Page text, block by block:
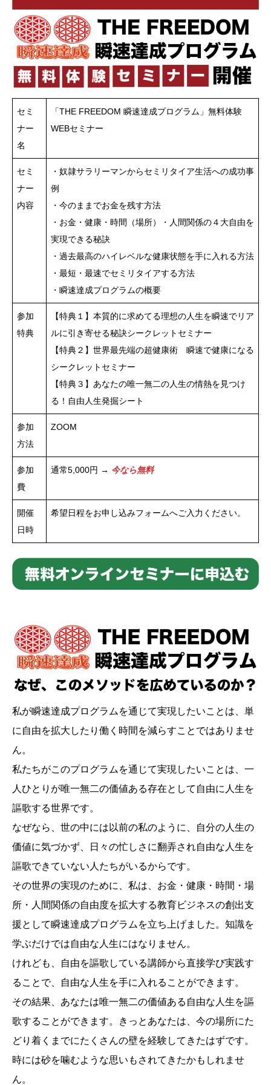
セミ
ナー
名
「THE FREEDOM 瞬速達成プログラム」無料体験
WEBセミナー
セミ
ナー
内容
・奴隷サラリーマンからセミリタイア生活への成功事
例
・今のままでお金を残す方法
・お金・健康・時間（場所）・人間関係の４大自由を
実現できる秘訣
・過去最高のハイレベルな健康状態を手に入れる方法
・最短・最速でセミリタイアする方法
・瞬速達成プログラムの概要
参加
特典
【特典１】本質的に求めてる理想の人生を瞬速でリア
ルに引き寄せる秘訣シークレットセミナー
【特典２】世界最先端の超健康術 瞬速で健康になる
シークレットセミナー
【特典３】あなたの唯一無二の人生の情熱を見つけ
る！自由人生発掘シート
参加
方法
ZOOM
参加
費
通常5,000円 → 今なら無料
開催
日時
希望日程をお申し込みフォームへご入力ください。
私が瞬速達成プログラムを通じて実現したいことは、単
に自由を拡大したり働く時間を減らすことではありませ
ん。
私たちがこのプログラムを通じて実現したいことは、一
人ひとりが唯一無二の価値ある存在として自由に人生を
謳歌する世界です。
なぜなら、世の中には以前の私のように、自分の人生の
価値に気づかず、日々の忙しさに翻弄され自由な人生を
謳歌できていない人たちがいるからです。
その世界の実現のために、私は、お金・健康・時間・場
所・人間関係の自由度を拡大する教育ビジネスの創出支
援として瞬速達成プログラムを立ち上げました。知識を
学ぶだけでは自由な人生にはなりません。
けれども、自由を謳歌している講師から直接学び実践す
ることで、自由な人生を手に入れることができます。
その結果、あなたは唯一無二の価値ある自由な人生を謳
歌することができます。きっとあなたは、今の場所にた
どり着くまでにたくさんの壁を経験してきたはずです。
時には砂を噛むような思いもされてきたかもしれませ
ん。